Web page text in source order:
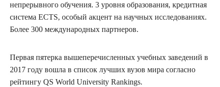
непрерывного обучения. 3 уровня образования, кредитная
система ECTS, особый акцент на научных исследованиях.
Более 300 международных партнеров.
Первая пятерка вышеперечисленных учебных заведений в
2017 году вошла в список лучших вузов мира согласно
рейтингу QS World University Rankings.